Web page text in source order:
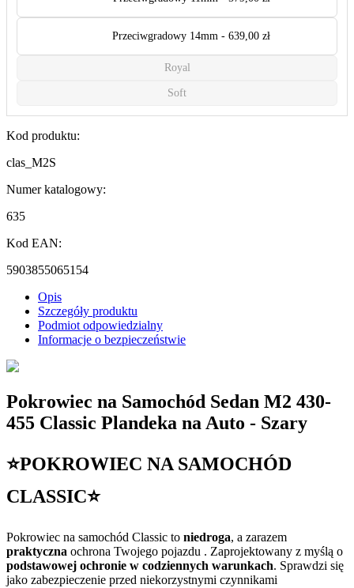
Przeciwgradowy 14mm - 639,00 zł
Royal
Soft
Kod produktu:
clas_M2S
Numer katalogowy:
635
Kod EAN:
5903855065154
Opis
Szczegóły produktu
Podmiot odpowiedzialny
Informacje o bezpieczeństwie
Pokrowiec na Samochód Sedan M2 430-
455 Classic Plandeka na Auto - Szary
⭐POKROWIEC NA SAMOCHÓD
CLASSIC⭐
Pokrowiec na samochód Classic to niedroga, a zarazem
praktyczna ochrona Twojego pojazdu . Zaprojektowany z myślą o
podstawowej ochronie w codziennych warunkach. Sprawdzi się
jako zabezpieczenie przed niekorzystnymi czynnikami